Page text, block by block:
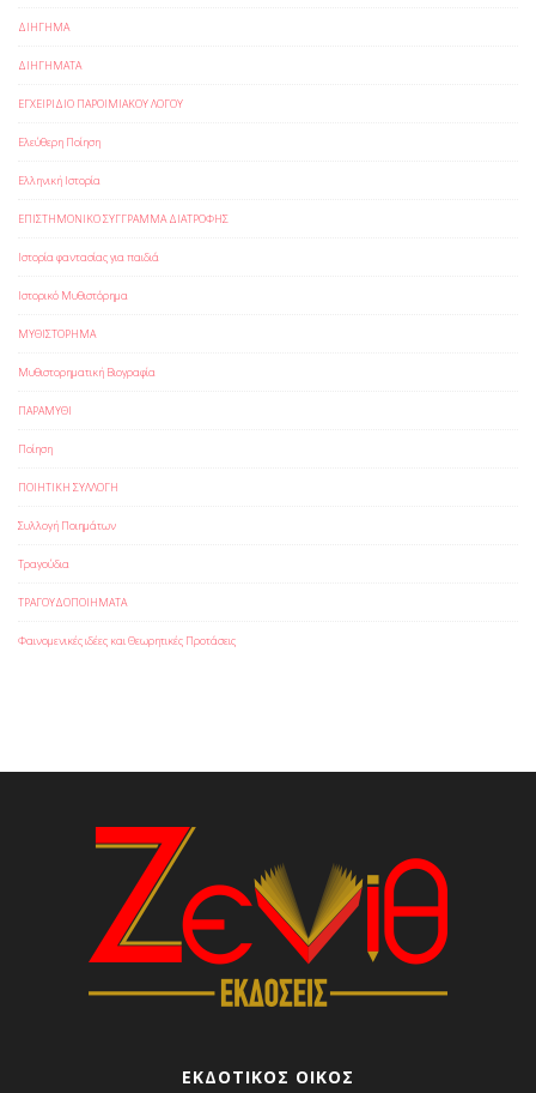
ΔΙΗΓΗΜΑ
ΔΙΗΓΗΜΑΤΑ
ΕΓΧΕΙΡΙΔΙΟ ΠΑΡΟΙΜΙΑΚΟΥ ΛΟΓΟΥ
Ελεύθερη Ποίηση
Ελληνική Ιστορία
ΕΠΙΣΤΗΜΟΝΙΚΟ ΣΥΓΓΡΑΜΜΑ ΔΙΑΤΡΟΦΗΣ
Ιστορία φαντασίας για παιδιά
Ιστορικό Μυθιστόρημα
ΜΥΘΙΣΤΟΡΗΜΑ
Μυθιστορηματική Βιογραφία
ΠΑΡΑΜΥΘΙ
Ποίηση
ΠΟΙΗΤΙΚΗ ΣΥΛΛΟΓΗ
Συλλογή Ποιημάτων
Τραγούδια
ΤΡΑΓΟΥΔΟΠΟΙΗΜΑΤΑ
Φαινομενικές ιδέες και Θεωρητικές Προτάσεις
ΕΚΔΟΤΙΚΟΣ ΟΙΚΟΣ